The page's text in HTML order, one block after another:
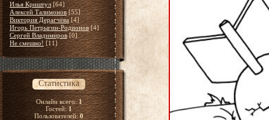
Илья Криштул [64]
Алексей Талимонов [55]
Виктория Дерагчёва [4]
Игорь Петрыгин-Родионов [4]
Сергей Владимиров [0]
Не смешно! [11]
Статистика
Онлайн всего:1
Гостей:1
Пользователей:0